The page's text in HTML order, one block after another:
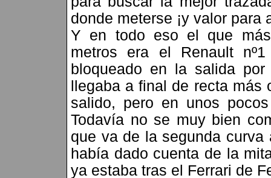
donde meterse ¡y valor para
Y en todo eso el que
metros era el Renault
bloqueado en la salida
llegaba a final de recta
salido, pero en unos
Todavía no se muy bien
que va de la segunda
había dado cuenta de la
ya estaba tras el Ferrari de